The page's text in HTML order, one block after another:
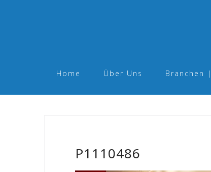
Home Über Uns Branchen
P1110486